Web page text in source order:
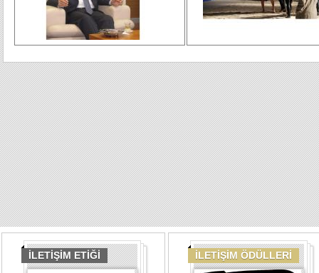
İLETİŞİM ETİĞİ İLETİŞİM ÖDÜLLERİ